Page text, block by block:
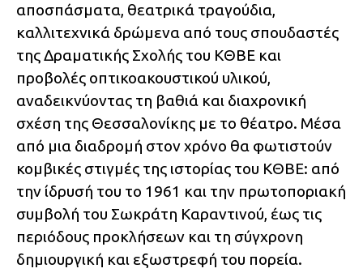
αποσπάσματα, θεατρικά τραγούδια,
καλλιτεχνικά δρώμενα από τους σπουδαστές
της Δραματικής Σχολής του ΚΘΒΕ και
προβολές οπτικοακουστικού υλικού,
αναδεικνύοντας τη βαθιά και διαχρονική
σχέση της Θεσσαλονίκης με το θέατρο. Μέσα
από μια διαδρομή στον χρόνο θα φωτιστούν
κομβικές στιγμές της ιστορίας του ΚΘΒΕ: από
την ίδρυσή του το 1961 και την πρωτοποριακή
συμβολή του Σωκράτη Καραντινού, έως τις
περιόδους προκλήσεων και τη σύγχρονη
δημιουργική και εξωστρεφή του πορεία.